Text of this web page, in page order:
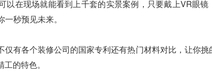
在现场就能看到上千套的实景案例，只要戴上VR眼镜
秒预见未来。
有各个装修公司的国家专利还有热门材料对比，让你挑
的特色。